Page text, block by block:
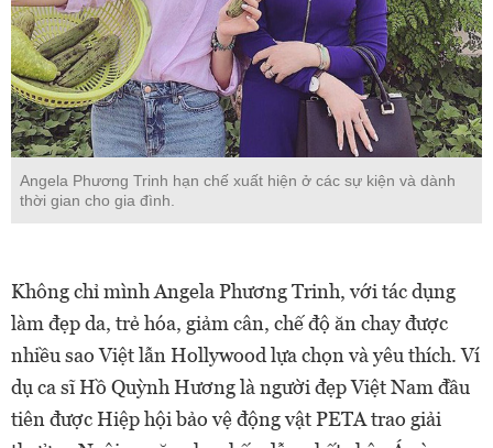
Angela Phương Trinh hạn chế xuất hiện ở các sự kiện và dành
thời gian cho gia đình.
Không chỉ mình Angela Phương Trinh, với tác dụng
làm đẹp da, trẻ hóa, giảm cân, chế độ ăn chay được
nhiều sao Việt lẫn Hollywood lựa chọn và yêu thích. Ví
dụ ca sĩ Hồ Quỳnh Hương là người đẹp Việt Nam đầu
tiên được Hiệp hội bảo vệ động vật PETA trao giải